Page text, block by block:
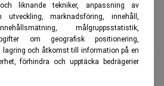
liknande tekniker, anpassning av
utveckling, marknadsföring, innehåll,
målgruppsstatistik,
om geografisk positionering,
lagring och åtkomst till information på en
förhindra och upptäcka bedrägerier